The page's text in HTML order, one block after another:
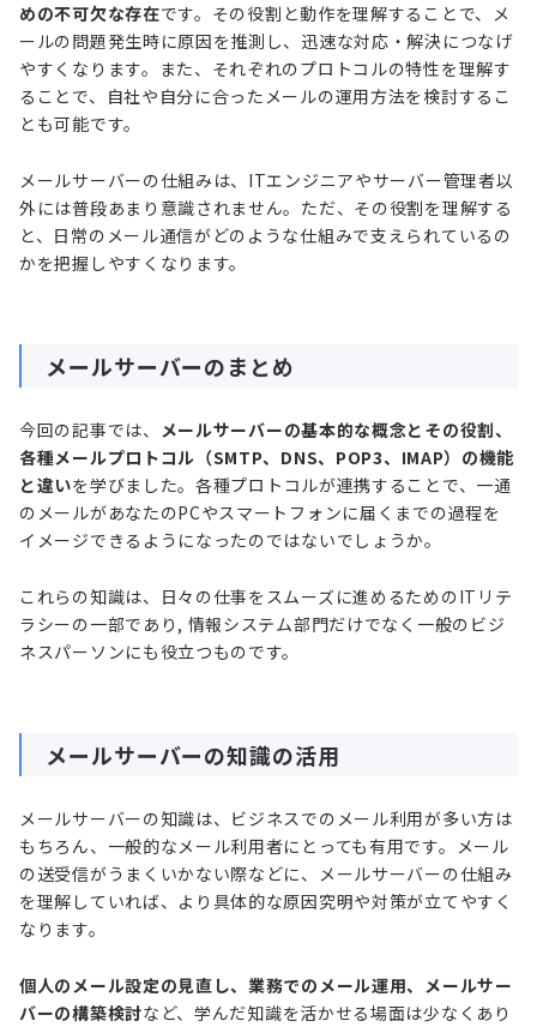
めの不可欠な存在です。その役割と動作を理解することで、メ
ールの問題発生時に原因を推測し、迅速な対応・解決につなげ
やすくなります。また、それぞれのプロトコルの特性を理解す
ることで、自社や自分に合ったメールの運用方法を検討するこ
とも可能です。
メールサーバーの仕組みは、ITエンジニアやサーバー管理者以
外には普段あまり意識されません。ただ、その役割を理解する
と、日常のメール通信がどのような仕組みで支えられているの
かを把握しやすくなります。
メールサーバーのまとめ
今回の記事では、 メールサーバーの基本的な概念とその役割、
各種メールプロトコル（SMTP、DNS、POP3、IMAP）の機能
と違いを学びました。各種プロトコルが連携することで、一通
のメールがあなたのPCやスマートフォンに届くまでの過程を
イメージできるようになったのではないでしょうか。
これらの知識は、日々の仕事をスムーズに進めるためのITリテ
ラシーの一部であり, 情報システム部門だけでなく一般のビジ
ネスパーソンにも役立つものです。
メールサーバーの知識の活用
メールサーバーの知識は、ビジネスでのメール利用が多い方は
もちろん、一般的なメール利用者にとっても有用です。メール
の送受信がうまくいかない際などに、メールサーバーの仕組み
を理解していれば、より具体的な原因究明や対策が立てやすく
なります。
個人のメール設定の見直し、業務でのメール運用、メールサー
バーの構築検討など、学んだ知識を活かせる場面は少なくあり